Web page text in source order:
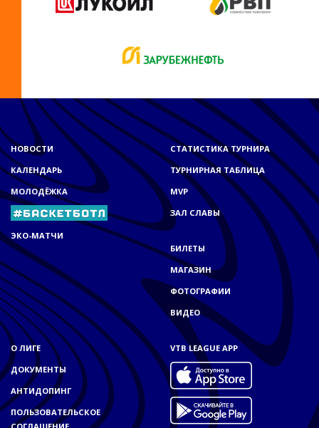
НОВОСТИ
КАЛЕНДАРЬ
МОЛОДЁЖКА
ЭКО-МАТЧИ
СТАТИСТИКА ТУРНИРА
ТУРНИРНАЯ ТАБЛИЦА
MVP
ЗАЛ СЛАВЫ
БИЛЕТЫ
МАГАЗИН
ФОТОГРАФИИ
ВИДЕО
О ЛИГЕ
ДОКУМЕНТЫ
АНТИДОПИНГ
ПОЛЬЗОВАТЕЛЬСКОЕ
VTB LEAGUE APP